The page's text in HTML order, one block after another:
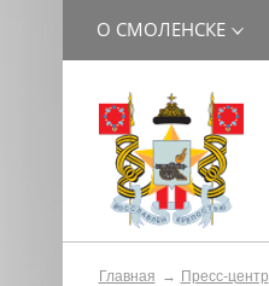
О СМОЛЕНСКЕ
Главная Пресс-центр